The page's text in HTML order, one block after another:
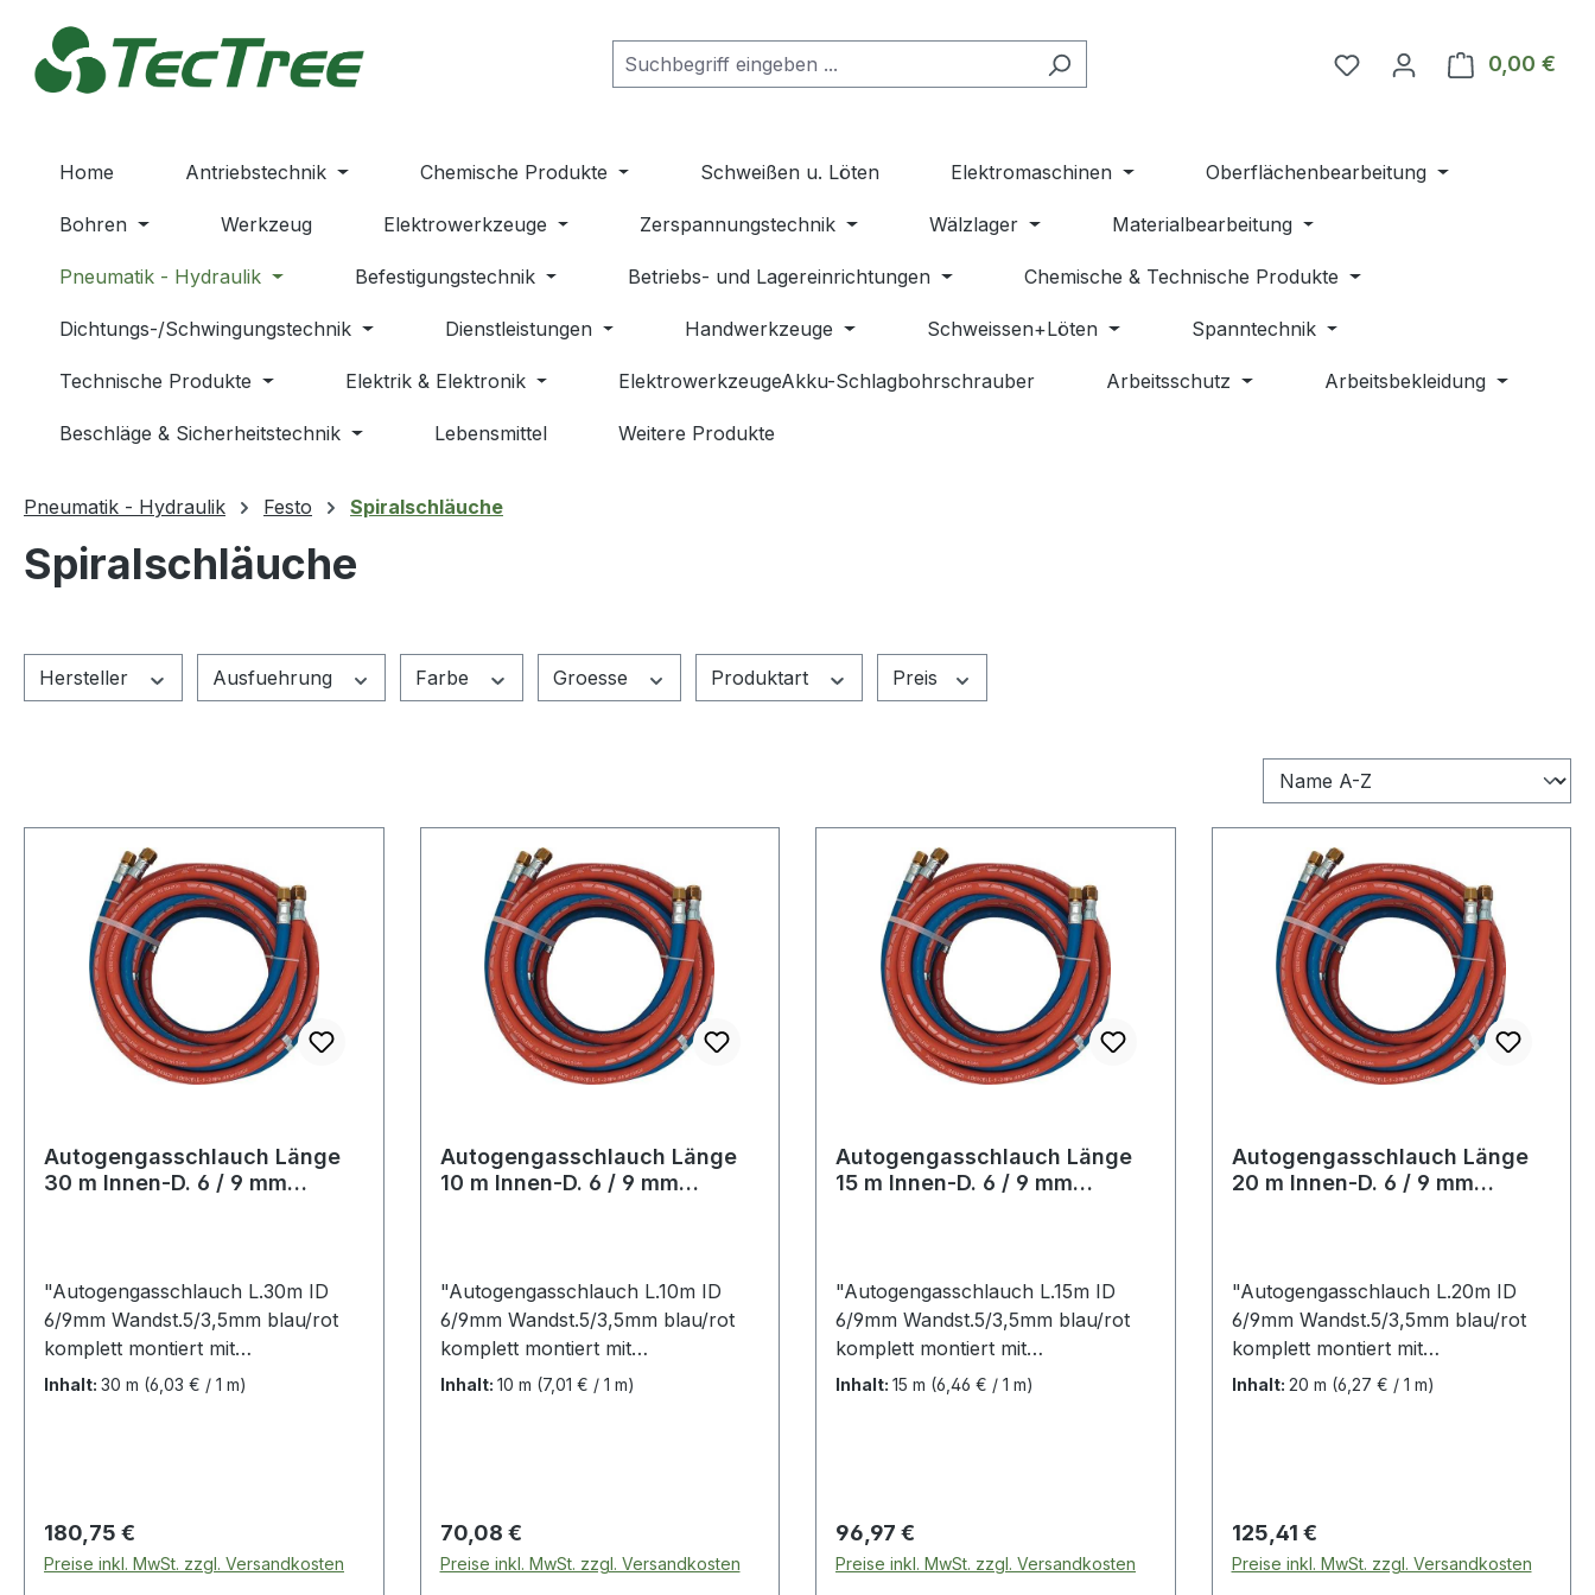
Hauptinhalt springen
Zur Suche springen
Zur Hauptnavigation springen
Du hast 0 Produkte auf
0,00 €
Home Antriebstechnik Chemische Produkte Schweißen u. Löten Elektromaschinen Oberflächenbearbeitung
Bohren Werkzeug Elektrowerkzeuge Zerspannungstechnik Wälzlager Materialbearbeitung
Pneumatik - Hydraulik Befestigungstechnik Betriebs- und Lagereinrichtungen Chemische & Technische Produkte
Dichtungs-/Schwingungstechnik Dienstleistungen Handwerkzeuge Schweissen+Löten Spanntechnik
Technische Produkte Elektrik & Elektronik ElektrowerkzeugeAkku-Schlagbohrschrauber Arbeitsschutz Arbeitsbekleidung
Beschläge & Sicherheitstechnik Lebensmittel Weitere Produkte
Pneumatik - Hydraulik Festo Spiralschläuche
Spiralschläuche
Hersteller Ausfuehrung Farbe Groesse Produktart Preis
Autogengasschlauch Länge
30 m Innen-D. 6 / 9 mm
"Autogengasschlauch L.30m ID
6/9mm Wandst.5/3,5mm blau/rot
komplett montiert mit
Überwurfmutter und Schlauchtülle
EN 559 Sauerstoffschlauch: 6 x 5
mm beidseitig 1/4"" RH
Acetylenschlauch: 9 x 3,5 mm
Inhalt: 30 m (6,03 € / 1 m)
Regulärer Preis:
180,75 €
Preise inkl. MwSt. zzgl. Versandkosten
Autogengasschlauch Länge
10 m Innen-D. 6 / 9 mm
"Autogengasschlauch L.10m ID
6/9mm Wandst.5/3,5mm blau/rot
komplett montiert mit
Überwurfmutter und Schlauchtülle
EN 559 Sauerstoffschlauch: 6 x 5
mm beidseitig 1/4"" RH
Acetylenschlauch: 9 x 3,5 mm
Inhalt: 10 m (7,01 € / 1 m)
Regulärer Preis:
70,08 €
Preise inkl. MwSt. zzgl. Versandkosten
Autogengasschlauch Länge
15 m Innen-D. 6 / 9 mm
"Autogengasschlauch L.15m ID
6/9mm Wandst.5/3,5mm blau/rot
komplett montiert mit
Überwurfmutter und Schlauchtülle
EN 559 Sauerstoffschlauch: 6 x 5
mm beidseitig 1/4"" RH
Acetylenschlauch: 9 x 3,5 mm
Inhalt: 15 m (6,46 € / 1 m)
Regulärer Preis:
96,97 €
Preise inkl. MwSt. zzgl. Versandkosten
Autogengasschlauch Länge
20 m Innen-D. 6 / 9 mm
"Autogengasschlauch L.20m ID
6/9mm Wandst.5/3,5mm blau/rot
komplett montiert mit
Überwurfmutter und Schlauchtülle
EN 559 Sauerstoffschlauch: 6 x 5
mm beidseitig 1/4"" RH
Acetylenschlauch: 9 x 3,5 mm
Inhalt: 20 m (6,27 € / 1 m)
Regulärer Preis:
125,41 €
Preise inkl. MwSt. zzgl. Versandkosten